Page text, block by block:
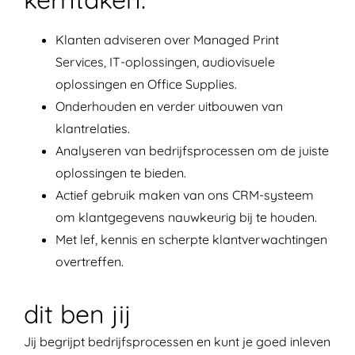
Klanten adviseren over Managed Print
Services, IT-oplossingen, audiovisuele
oplossingen en Office Supplies.
Onderhouden en verder uitbouwen van
klantrelaties.
Analyseren van bedrijfsprocessen om de juiste
oplossingen te bieden.
Actief gebruik maken van ons CRM-systeem
om klantgegevens nauwkeurig bij te houden.
Met lef, kennis en scherpte klantverwachtingen
overtreffen.
dit ben jij
Jij begrijpt bedrijfsprocessen en kunt je goed inleven